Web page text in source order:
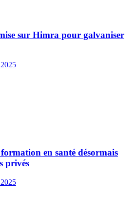
sur Himra pour galvaniser
en santé désormais
privés